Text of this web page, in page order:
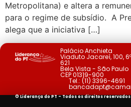
Metropolitana) e altera a
para o regime de subsídio. A
alega que a iniciativa […]
Palácio Anchieta
Viaduto Jacareí, 100,
621
Bela Vista - São Paulo
CEP 01319-900
Tel.: (11) 3396-4691
© Liderança do PT - Todos os direitos